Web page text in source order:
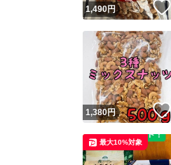
1,490円
1,380円
最大10%対象